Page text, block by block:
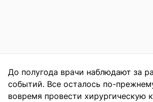
До полугода врачи наблюдают за
событий. Все осталось по-
вовремя провести хирургическую